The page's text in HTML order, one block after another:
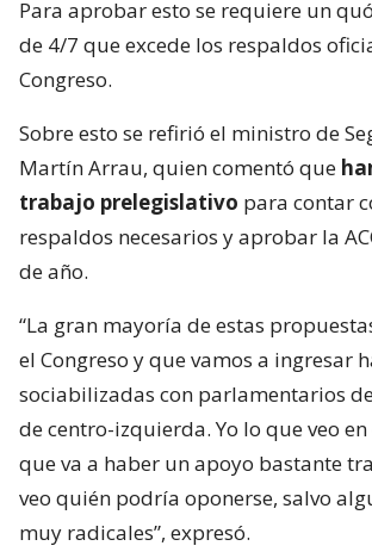
Para aprobar esto se requiere un
de 4/7 que excede los respaldos
Congreso.
Sobre esto se refirió el ministro de
Martín Arrau, quien comentó que
trabajo prelegislativo para contar
respaldos necesarios y aprobar la
de año.
“La gran mayoría de estas
el Congreso y que vamos a ingresar
sociabilizadas con parlamentarios
de centro-izquierda. Yo lo que veo en
que va a haber un apoyo bastante
veo quién podría oponerse, salvo
muy radicales”, expresó.